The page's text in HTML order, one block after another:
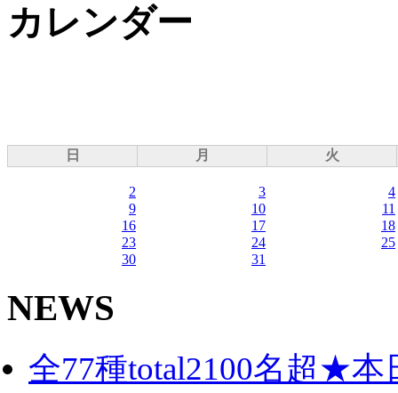
11
18
19
5/20(水)19時30分乾杯【難波・24名限定・アラサーアラフォー】大阪で一番出会
り提供】【新築のホテルダイニング貸切】【お一人様参加多数】【カジュアルな雰
カレンダー
日 月 火
2 3
4
9
10
11
16
17
18
23
24
25
30
31
NEWS
全77種total2100名超★本